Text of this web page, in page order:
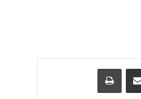
مشاركة عبر البريد